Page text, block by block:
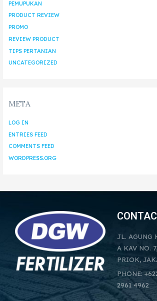
PEMUPUKAN
PRODUCT REVIEW
PROMO
REVIEW PRODUCT
TIPS PERTANIAN
UNCATEGORIZED
META
LOG IN
ENTRIES FEED
COMMENTS FEED
WORDPRESS.ORG
JL. AGUNG
A KAV NO.
PRIOK,
PHONE:
2961 4962